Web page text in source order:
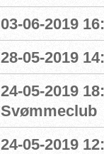
03-06-2019
28-05-2019
24-05-2019
Svømmeclub
24-05-2019